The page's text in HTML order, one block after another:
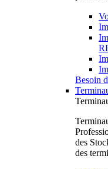
Besoin
des
des